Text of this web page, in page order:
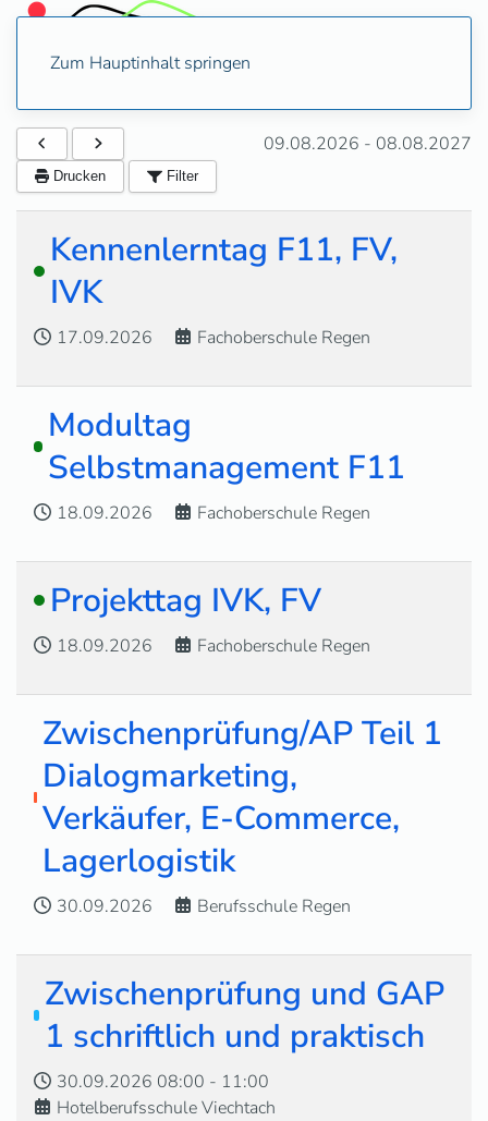
Zum Hauptinhalt springen
09.08.2026 - 08.08.2027
Drucken Filter
Kennenlerntag F11, FV,
IVK
17.09.2026 Fachoberschule Regen
Modultag
Selbstmanagement F11
18.09.2026 Fachoberschule Regen
Projekttag IVK, FV
18.09.2026 Fachoberschule Regen
Zwischenprüfung/AP Teil 1
Dialogmarketing,
Verkäufer, E-Commerce,
Lagerlogistik
30.09.2026 Berufsschule Regen
Zwischenprüfung und GAP
1 schriftlich und praktisch
30.09.2026 08:00 - 11:00
Hotelberufsschule Viechtach